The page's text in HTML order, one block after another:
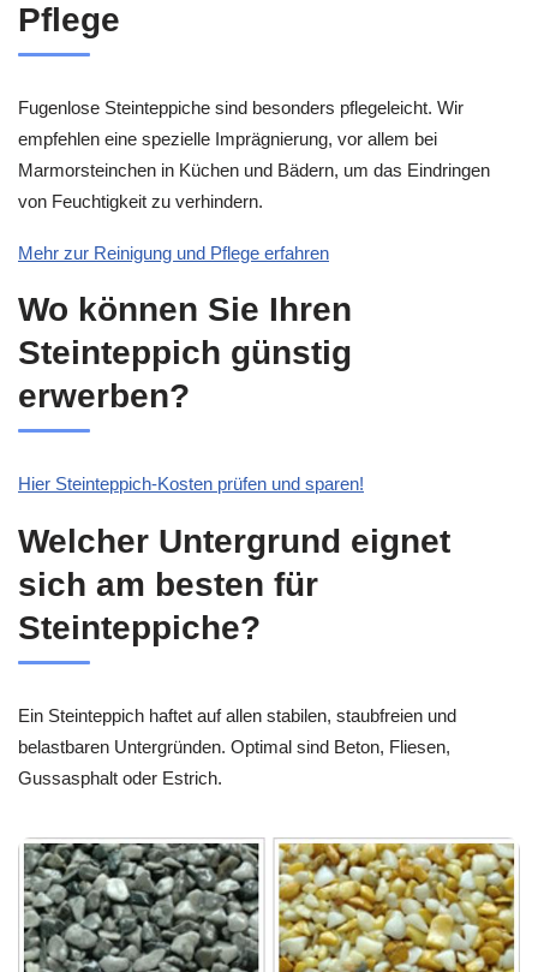
Pflege
Fugenlose Steinteppiche sind besonders pflegeleicht. Wir
empfehlen eine spezielle Imprägnierung, vor allem bei
Marmorsteinchen in Küchen und Bädern, um das Eindringen
von Feuchtigkeit zu verhindern.
Mehr zur Reinigung und Pflege erfahren
Wo können Sie Ihren
Steinteppich günstig
erwerben?
Hier Steinteppich-Kosten prüfen und sparen!
Welcher Untergrund eignet
sich am besten für
Steinteppiche?
Ein Steinteppich haftet auf allen stabilen, staubfreien und
belastbaren Untergründen. Optimal sind Beton, Fliesen,
Gussasphalt oder Estrich.